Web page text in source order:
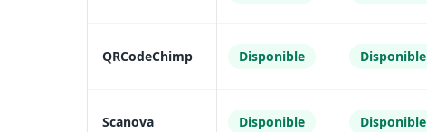
QRCodeChimp Disponible Disponible
Scanova Disponible Disponible